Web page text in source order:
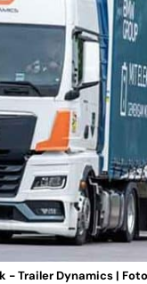
- Trailer Dynamics |